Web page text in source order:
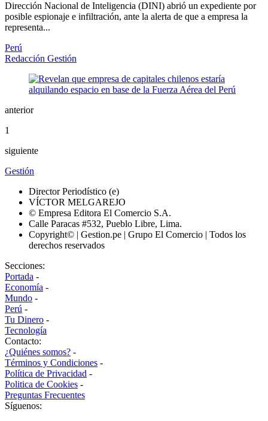
Dirección Nacional de Inteligencia (DINI) abrió un expediente por
posible espionaje e infiltración, ante la alerta de que a empresa la
representa...
Perú
Redacción Gestión
anterior
1
siguiente
Gestión
Director Periodístico (e)
VÍCTOR MELGAREJO
© Empresa Editora El Comercio S.A.
Calle Paracas #532, Pueblo Libre, Lima.
Copyright© | Gestion.pe | Grupo El Comercio | Todos los
derechos reservados
Secciones:
Portada -
Economía -
Mundo -
Perú -
Tu Dinero -
Tecnología
Contacto:
¿Quiénes somos? -
Términos y Condiciones -
Política de Privacidad -
Politica de Cookies -
Preguntas Frecuentes
Síguenos: